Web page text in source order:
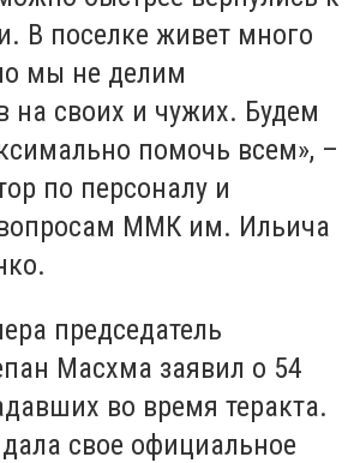
В поселке живет много
мы не делим
на своих и чужих. Будем
помочь всем», –
по персоналу и
ММК им. Ильича
председатель
Масхма заявил о 54
во время теракта.
свое официальное